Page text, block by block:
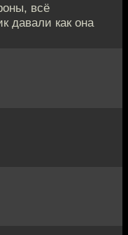
всё
давали как она